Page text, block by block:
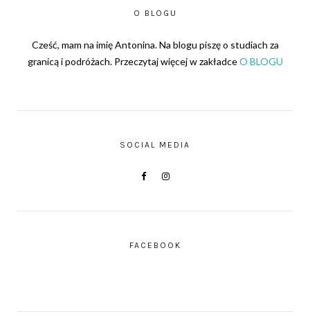
O BLOGU
Cześć, mam na imię Antonina. Na blogu piszę o studiach za
granicą i podróżach. Przeczytaj więcej w zakładceO BLOGU
SOCIAL MEDIA
FACEBOOK